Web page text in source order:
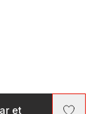
et